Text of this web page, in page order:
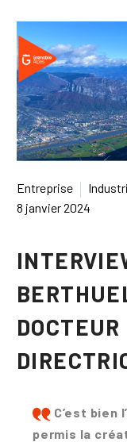
Entreprise
8 janvier 2024
C’est bien
permis la